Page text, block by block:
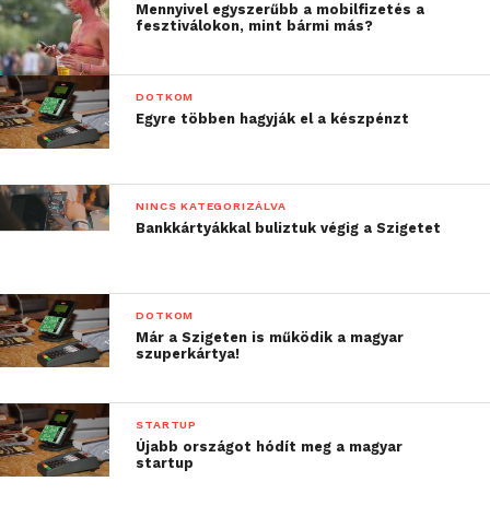
Mennyivel egyszerűbb a mobilfizetés a
fesztiválokon, mint bármi más?
DOTKOM
Egyre többen hagyják el a készpénzt
NINCS KATEGORIZÁLVA
Bankkártyákkal buliztuk végig a Szigetet
DOTKOM
Már a Szigeten is működik a magyar
szuperkártya!
STARTUP
Újabb országot hódít meg a magyar
startup